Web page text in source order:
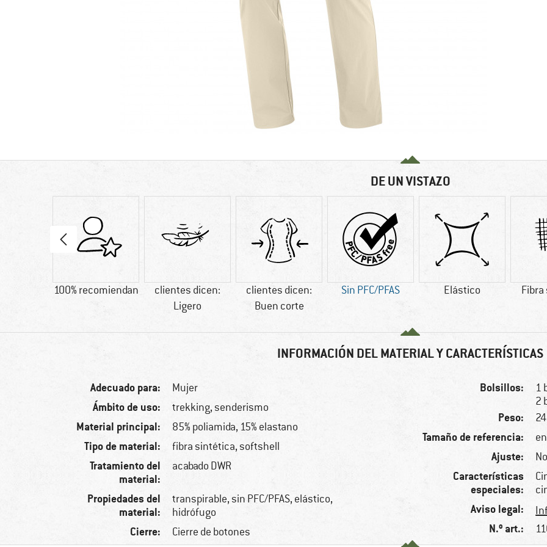
DE UN VISTAZO
100% recomiendan
clientes dicen:
Ligero
clientes dicen:
Buen corte
Sin PFC/PFAS Elástico
INFORMACIÓN DEL MATERIAL Y CARACTERÍSTICAS
Adecuado para: Mujer
Ámbito de uso: trekking, senderismo
Material principal: 85% poliamida, 15% elastano
Tipo de material: fibra sintética, softshell
Tratamiento del
material:
acabado DWR
Propiedades del
material:
transpirable, sin PFC/PFAS, elástico,
hidrófugo
Cierre: Cierre de botones
Bolsillos:
1
2
Peso:
Tamaño de referencia:
Ajuste:
Características
especiales:
Aviso legal:
N.º art.: